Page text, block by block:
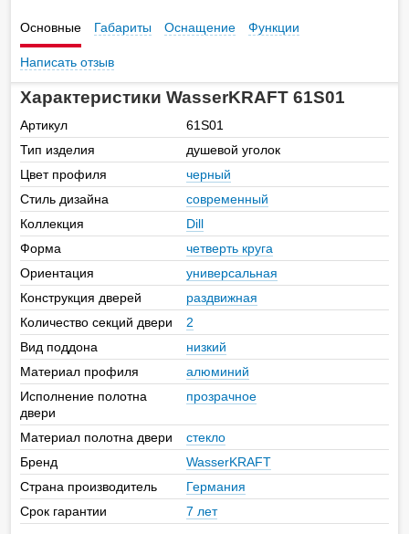
Основные Габариты Оснащение Функции
Написать отзыв
Характеристики WasserKRAFT 61S01
Артикул
61S01
Тип изделия
душевой уголок
Цвет профиля
черный
Стиль дизайна
современный
Коллекция
Dill
Форма
четверть круга
Ориентация
универсальная
Конструкция дверей
раздвижная
Количество секций двери
2
Вид поддона
низкий
Материал профиля
алюминий
Исполнение полотна
двери
прозрачное
Материал полотна двери
стекло
Бренд
WasserKRAFT
Страна производитель
Германия
Срок гарантии
7 лет